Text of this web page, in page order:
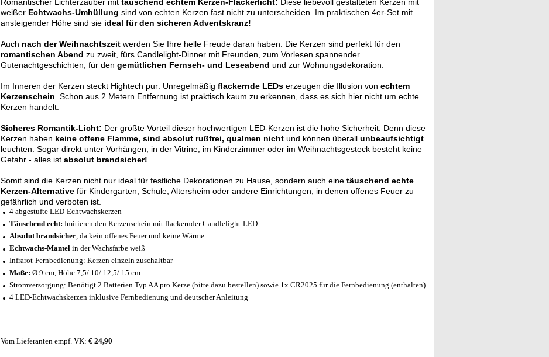
weißer Echtwachs-Umhüllung sind von echten Kerzen fast nicht zu unterscheiden. Im praktischen 4er-Set mit
ansteigender Höhe sind sie ideal für den sicheren Adventskranz!
Auch nach der Weihnachtszeit werden Sie Ihre helle Freude daran haben: Die Kerzen sind perfekt für den
romantischen Abend zu zweit, fürs Candlelight-Dinner mit Freunden, zum Vorlesen spannender
Gutenachtgeschichten, für den gemütlichen Fernseh- und Leseabend und zur Wohnungsdekoration.
Im Inneren der Kerzen steckt Hightech pur: Unregelmäßig flackernde LEDs erzeugen die Illusion von echtem
Kerzenschein . Schon aus 2 Metern Entfernung ist praktisch kaum zu erkennen, dass es sich hier nicht um echte
Kerzen handelt.
Sicheres Romantik-Licht: Der größte Vorteil dieser hochwertigen LED-Kerzen ist die hohe Sicherheit. Denn diese
Kerzen haben keine offene Flamme, sind absolut rußfrei, qualmen nicht und können überall unbeaufsichtigt
leuchten. Sogar direkt unter Vorhängen, in der Vitrine, im Kinderzimmer oder im Weihnachtsgesteck besteht keine
Gefahr - alles ist absolut brandsicher!
Somit sind die Kerzen nicht nur ideal für festliche Dekorationen zu Hause, sondern auch eine täuschend echte
Kerzen-Alternative für Kindergarten, Schule, Altersheim oder andere Einrichtungen, in denen offenes Feuer zu
gefährlich und verboten ist.
4 abgestufte LED-Echtwachskerzen
Täuschend echt: Imitieren den Kerzenschein mit flackernder Candlelight-LED
Absolut brandsicher, da kein offenes Feuer und keine Wärme
Echtwachs-Mantel in der Wachsfarbe weiß
Infrarot-Fernbedienung: Kerzen einzeln zuschaltbar
Maße: Ø 9 cm, Höhe 7,5/ 10/ 12,5/ 15 cm
Stromversorgung: Benötigt 2 Batterien Typ AA pro Kerze (bitte dazu bestellen) sowie 1x CR2025 für die Fernbedienung (enthalten)
4 LED-Echtwachskerzen inklusive Fernbedienung und deutscher Anleitung
Vom Lieferanten empf. VK: € 24,90